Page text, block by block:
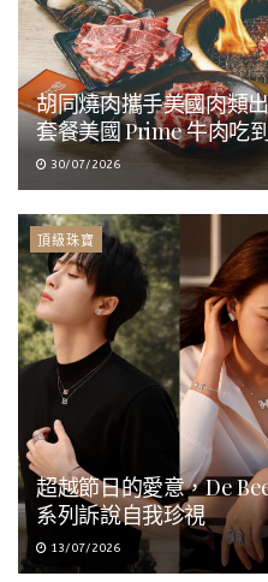
胡同燒肉攜手美國肉類
套餐美國 Prime 牛肉吃
30/07/2026
頂級珠寶
超越節日的愛意，De
系列訴說自我珍視
13/07/2026